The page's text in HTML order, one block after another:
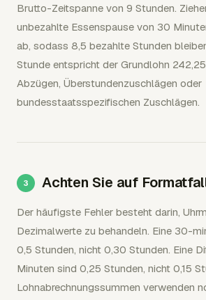
Brutto-Zeitspanne von 9 Stunden.
unbezahlte Essenspause von 30
ab, sodass 8,5 bezahlte Stunden
Stunde entspricht der Grundlohn
Abzügen, Überstundenzuschlägen oder
bundesstaatsspezifischen Zuschlägen.
Achten Sie auf
Der häufigste Fehler besteht darin,
Dezimalwerte zu behandeln. Eine 30-
0,5 Stunden, nicht 0,30 Stunden. Eine
Minuten sind 0,25 Stunden, nicht 0,15
Lohnabrechnungssummen verwenden